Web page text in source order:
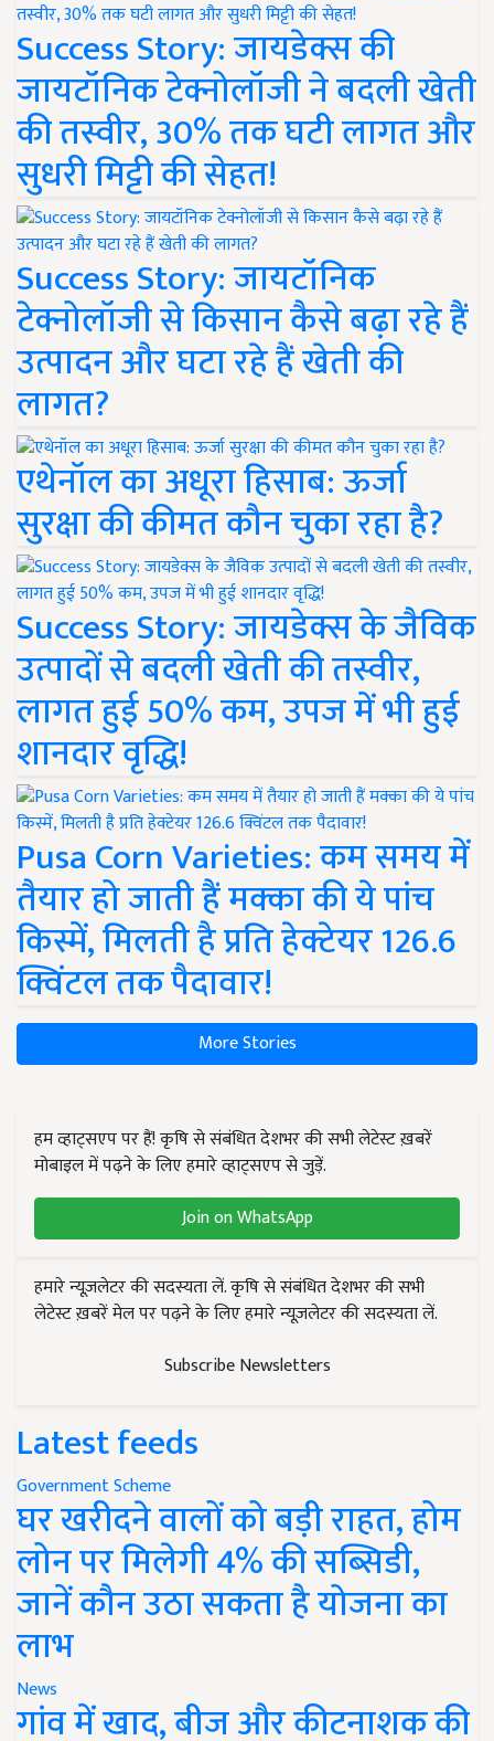
Success Story: जायडेक्स की
जायटॉनिक टेक्नोलॉजी ने बदली खेती
की तस्वीर, 30% तक घटी लागत और
सुधरी मिट्टी की सेहत!
Success Story: जायटॉनिक
टेक्नोलॉजी से किसान कैसे बढ़ा रहे हैं
उत्पादन और घटा रहे हैं खेती की
लागत?
एथेनॉल का अधूरा हिसाब: ऊर्जा
सुरक्षा की कीमत कौन चुका रहा है?
Success Story: जायडेक्स के जैविक
उत्पादों से बदली खेती की तस्वीर,
लागत हुई 50% कम, उपज में भी हुई
शानदार वृद्धि!
Pusa Corn Varieties: कम समय में
तैयार हो जाती हैं मक्का की ये पांच
किस्में, मिलती है प्रति हेक्टेयर 126.6
क्विंटल तक पैदावार!
More Stories
हम व्हाट्सएप पर हैं! कृषि से संबंधित देशभर की सभी लेटेस्ट ख़बरें
मोबाइल में पढ़ने के लिए हमारे व्हाट्सएप से जुड़ें.
Join on WhatsApp
हमारे न्यूज़लेटर की सदस्यता लें. कृषि से संबंधित देशभर की सभी
लेटेस्ट ख़बरें मेल पर पढ़ने के लिए हमारे न्यूज़लेटर की सदस्यता लें.
Subscribe Newsletters
Latest feeds
Government Scheme
घर खरीदने वालों को बड़ी राहत, होम
लोन पर मिलेगी 4% की सब्सिडी,
जानें कौन उठा सकता है योजना का
लाभ
News
गांव में खाद, बीज और कीटनाशक की